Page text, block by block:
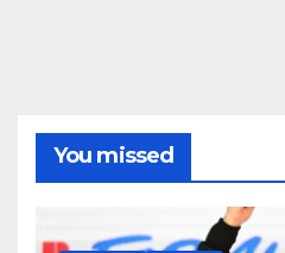
You missed